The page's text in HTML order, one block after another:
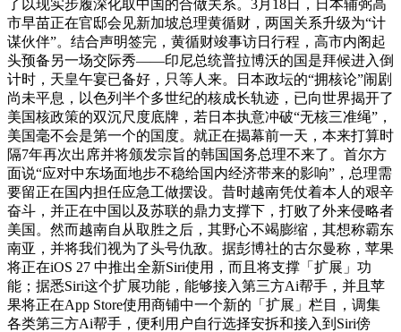
了以现实步履深化取中国的合做关系。3月18日，日本辅弼高
市早苗正在官邸会见新加坡总理黄循财，两国关系升级为“计
谋伙伴”。结合声明签完，黄循财竣事访日行程，高市内阁起
头预备另一场交际秀——印尼总统普拉博沃的国是拜候进入倒
计时，天皇午宴已备好，只等人来。日本政坛的“拥核论”闹剧
尚未平息，以色列半个多世纪的核成长轨迹，已向世界揭开了
美国核政策的双沉尺度底牌，若日本执意冲破“无核三准绳”，
美国毫不会是第一个的国度。就正在揭幕前一天，本来打算时
隔7年再次出席并将颁发宗旨的韩国国务总理不来了。首尔方
面说“应对中东场面地步不稳给国内经济带来的影响”，总理需
要留正在国内担任应急工做摆设。昔时越南凭仗着本人的艰辛
奋斗，并正在中国以及苏联的鼎力支撑下，打败了外来侵略者
美国。然而越南自从取胜之后，其野心不竭膨缩，其想称霸东
南亚，并将我们视为了头号仇敌。据彭博社的古尔曼称，苹果
将正在iOS 27 中推出全新Siri使用，而且将支撑「扩展」功
能；据悉Siri这个扩展功能，能够接入第三方Ai帮手，并且苹
果将正在App Store使用商铺中一个新的「扩展」栏目，调集
各类第三方Ai帮手，便利用户自行选择安拆和接入到Siri傍